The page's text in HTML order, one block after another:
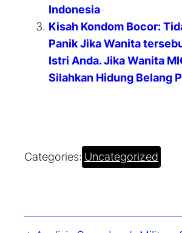
Indonesia
Kisah Kondom Bocor:
Panik Jika Wanita
Istri Anda. Jika Wanita
Silahkan Hidung Belang
Categories: Uncategorized